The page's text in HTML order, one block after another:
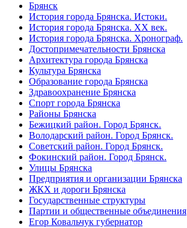
Брянск
История города Брянска. Истоки.
История города Брянска. XX век.
История города Брянска. Хронограф.
Достопримечательности Брянска
Архитектура города Брянска
Культура Брянска
Образование города Брянска
Здравоохранение Брянска
Спорт города Брянска
Районы Брянска
Бежицкий район. Город Брянск.
Володарский район. Город Брянск.
Советский район. Город Брянск.
Фокинский район. Город Брянск.
Улицы Брянска
Предприятия и организации Брянска
ЖКХ и дороги Брянска
Государственные структуры
Партии и общественные объединения
Егор Ковальчук губернатор